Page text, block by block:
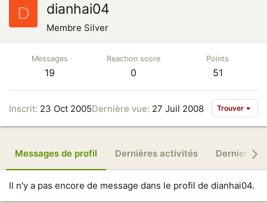
D dianhai04
Membre Silver
Messages
19
Reaction score
0
Points
51
Inscrit 23 Oct 2005Dernière vue 27 Juil 2008 Trouver
Messages de profil Dernières activités Derniers
Il n'y a pas encore de message dans le profil de dianhai04.